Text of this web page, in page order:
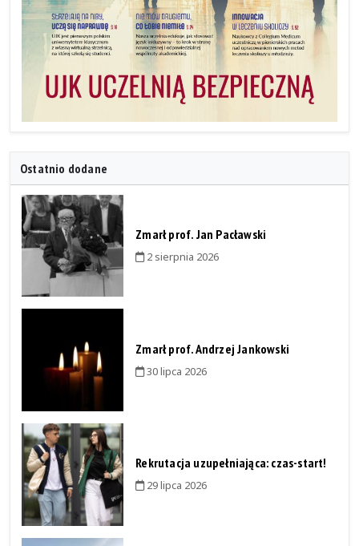
Ostatnio dodane
Zmarł prof. Jan Pacławski
2 sierpnia 2026
Zmarł prof. Andrzej Jankowski
30 lipca 2026
Rekrutacja uzupełniająca: czas-start!
29 lipca 2026